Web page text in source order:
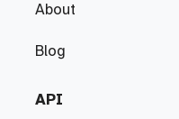
About
Blog
API